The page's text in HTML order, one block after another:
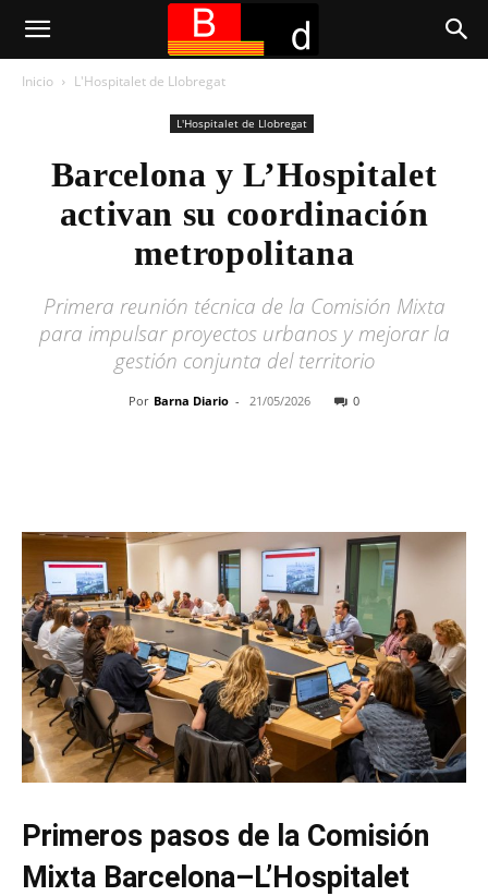
Inicio L'Hospitalet de Llobregat
L'Hospitalet de Llobregat
Barcelona y L’Hospitalet
activan su coordinación
metropolitana
Primera reunión técnica de la Comisión Mixta
para impulsar proyectos urbanos y mejorar la
gestión conjunta del territorio
Por Barna Diario - 21/05/2026 0
Primeros pasos de la Comisión
Mixta Barcelona–L’Hospitalet